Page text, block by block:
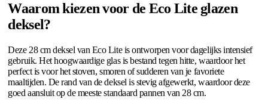
Waarom kiezen voor de Eco Lite glazen
deksel?
Deze 28 cm deksel van Eco Lite is ontworpen voor dagelijks intensief
gebruik. Het hoogwaardige glas is bestand tegen hitte, waardoor het
perfect is voor het stoven, smoren of sudderen van je favoriete
maaltijden. De rand van de deksel is stevig afgewerkt, waardoor deze
goed aansluit op de meeste standaard pannen van 28 cm.